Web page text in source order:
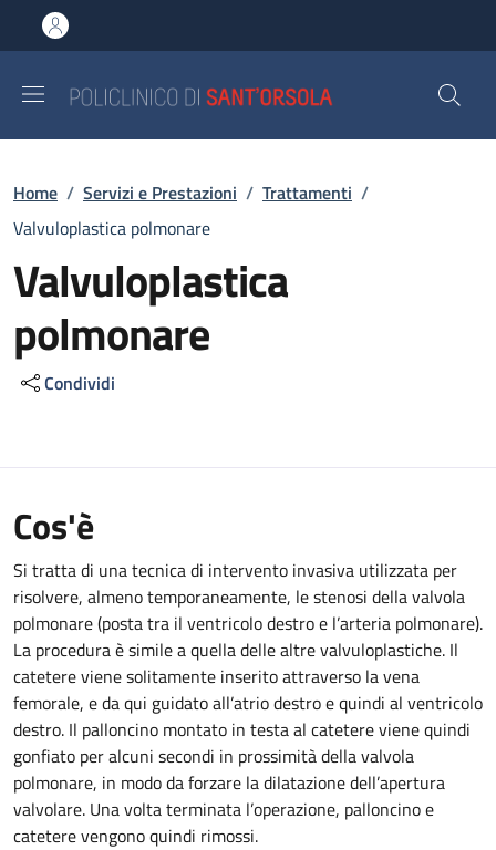
al contenuto principale
to footer content
Briciole di pane
Home / Servizi e Prestazioni / Trattamenti /
Valvuloplastica polmonare
Valvuloplastica
polmonare
Condividi
Cos'è
Si tratta di una tecnica di intervento invasiva utilizzata per
risolvere, almeno temporaneamente, le stenosi della valvola
polmonare (posta tra il ventricolo destro e l’arteria polmonare).
La procedura è simile a quella delle altre valvuloplastiche. Il
catetere viene solitamente inserito attraverso la vena
femorale, e da qui guidato all’atrio destro e quindi al ventricolo
destro. Il palloncino montato in testa al catetere viene quindi
gonfiato per alcuni secondi in prossimità della valvola
polmonare, in modo da forzare la dilatazione dell’apertura
valvolare. Una volta terminata l’operazione, palloncino e
catetere vengono quindi rimossi.